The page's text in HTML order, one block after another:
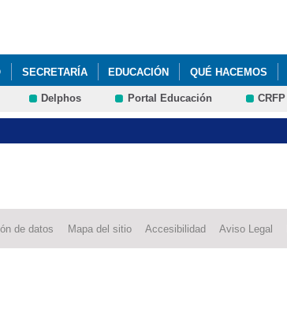
SECRETARÍA EDUCACIÓN QUÉ HACEMOS
Delphos Portal Educación CRFP
de datos Mapa del sitio Accesibilidad Aviso Legal